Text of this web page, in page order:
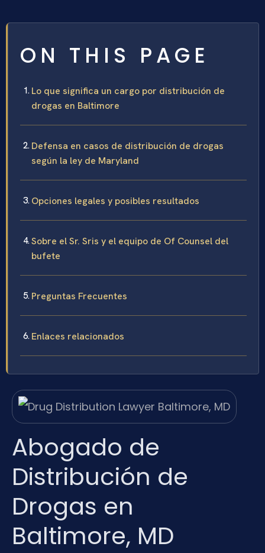
ON THIS PAGE
Lo que significa un cargo por distribución de
drogas en Baltimore
Defensa en casos de distribución de drogas
según la ley de Maryland
Opciones legales y posibles resultados
Sobre el Sr. Sris y el equipo de Of Counsel del
bufete
Preguntas Frecuentes
Enlaces relacionados
Abogado de
Distribución de
Drogas en
Baltimore, MD